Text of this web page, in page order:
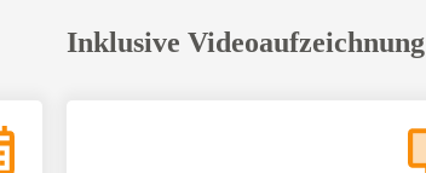
Inklusive Videoaufzeichnung